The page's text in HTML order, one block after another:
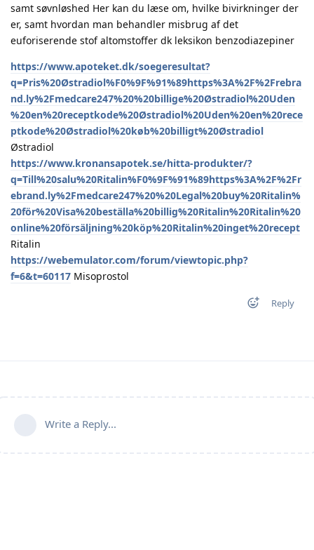
samt søvnløshed Her kan du læse om, hvilke bivirkninger der
er, samt hvordan man behandler misbrug af det
euforiserende stof altomstoffer dk leksikon benzodiazepiner
https://www.apoteket.dk/soegeresultat?
q=Pris%20Østradiol%F0%9F%91%89https%3A%2F%2Frebra
nd.ly%2Fmedcare247%20%20billige%20Østradiol%20Uden
%20en%20receptkode%20Østradiol%20Uden%20en%20rece
ptkode%20Østradiol%20køb%20billigt%20Østradiol
Østradiol
https://www.kronansapotek.se/hitta-produkter/?
q=Till%20salu%20Ritalin%F0%9F%91%89https%3A%2F%2Fr
ebrand.ly%2Fmedcare247%20%20Legal%20buy%20Ritalin%
20för%20Visa%20beställa%20billig%20Ritalin%20Ritalin%20
online%20försäljning%20köp%20Ritalin%20inget%20recept
Ritalin
https://webemulator.com/forum/viewtopic.php?
f=6&t=60117 Misoprostol
Reply
Write a Reply...